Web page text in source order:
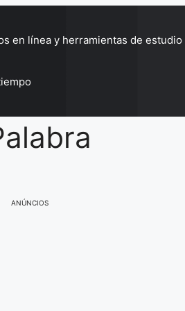
en línea y herramientas de estudio
ANÚNCIOS